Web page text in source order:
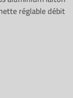
réglable débit